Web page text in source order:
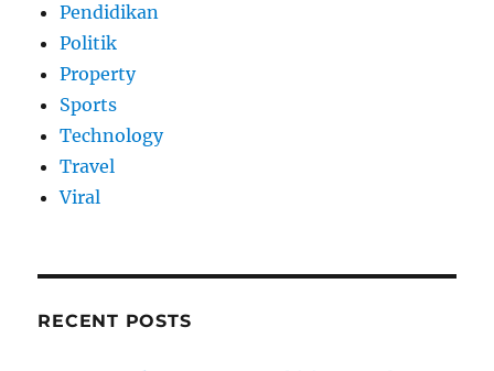
Pendidikan
Politik
Property
Sports
Technology
Travel
Viral
RECENT POSTS